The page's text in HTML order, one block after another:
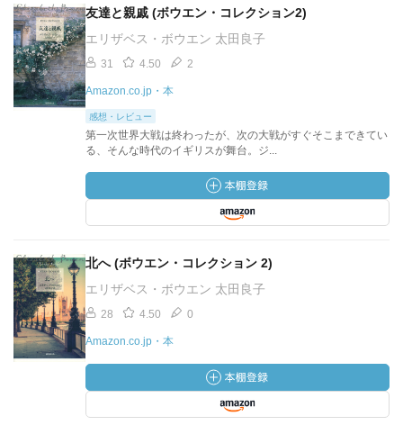
友達と親戚 (ボウエン・コレクション2)
エリザベス・ボウエン 太田良子
31 4.50 2
Amazon.co.jp・本
感想・レビュー
第一次世界大戦は終わったが、次の大戦がすぐそこまできてい
る、そんな時代のイギリスが舞台。ジ...
北へ (ボウエン・コレクション 2)
エリザベス・ボウエン 太田良子
28 4.50 0
Amazon.co.jp・本